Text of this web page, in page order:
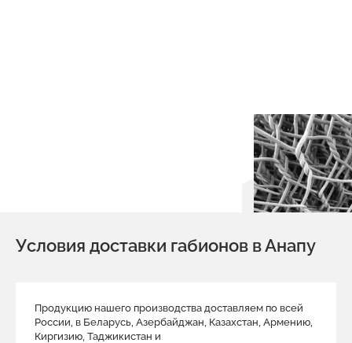
Условия доставки габионов в Анапу
Продукцию нашего производства доставляем по всей
России, в Беларусь, Азербайджан, Казахстан, Армению,
Киргизию, Таджикистан и